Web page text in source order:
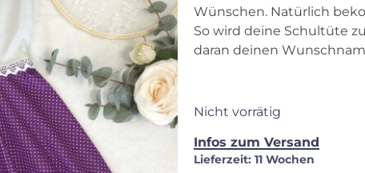
Wünschen. Natürlich
So wird deine Schultüte
daran deinen
Nicht vorrätig
Infos zum Versand
Lieferzeit: 11 Wochen